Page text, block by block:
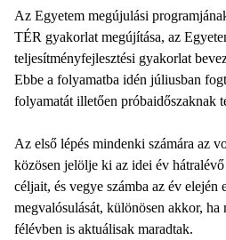
Az Egyetem megújulási
TÉR gyakorlat megújítása, az
teljesítményfejlesztési gyakorlat
Ebbe a folyamatba idén júliusban
folyamatát illetően próbaidőszaknak
Az első lépés mindenki számára az
közösen jelölje ki az idei év
céljait, és vegye számba az év elején
megvalósulását, különösen akkor, ha
félévben is aktuálisak maradtak.